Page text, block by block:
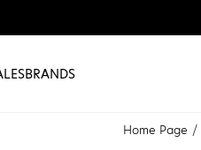
BRANDS
Home Page